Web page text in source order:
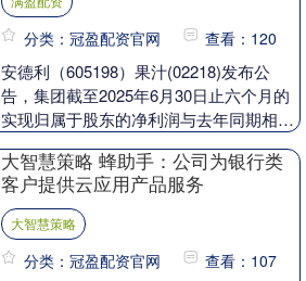
分类：冠盈配资官网 查看：120
安德利（605198）果汁(02218)发布公
告，集团截至2025年6月30日止六个月的
实现归属于股东的净利润与去年同期相
大智慧策略 蜂助手：公司为银行类
客户提供云应用产品服务
大智慧策略
分类：冠盈配资官网 查看：107